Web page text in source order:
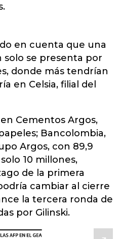
en cuenta que una
solo se presenta por
donde más tendrían
en Celsia, filial del
Cementos Argos,
Bancolombia,
Argos, con 89,9
10 millones,
de la primera
cambiar al cierre
la tercera ronda de
por Gilinski.